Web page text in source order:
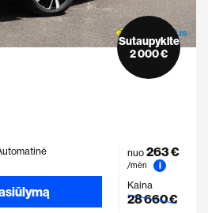
Sutaupykite
2 000 €
nuo 263 €
/mėn
i
Kaina
28 660 €